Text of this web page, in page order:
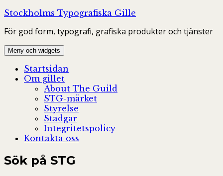
Hoppa
innehåll
Stockholms Typografiska Gille
För god form, typografi, grafiska produkter och tjänster
Meny och widgets
Startsidan
Om gillet
About The Guild
STG-märket
Styrelse
Stadgar
Integritetspolicy
Kontakta oss
Sök på STG